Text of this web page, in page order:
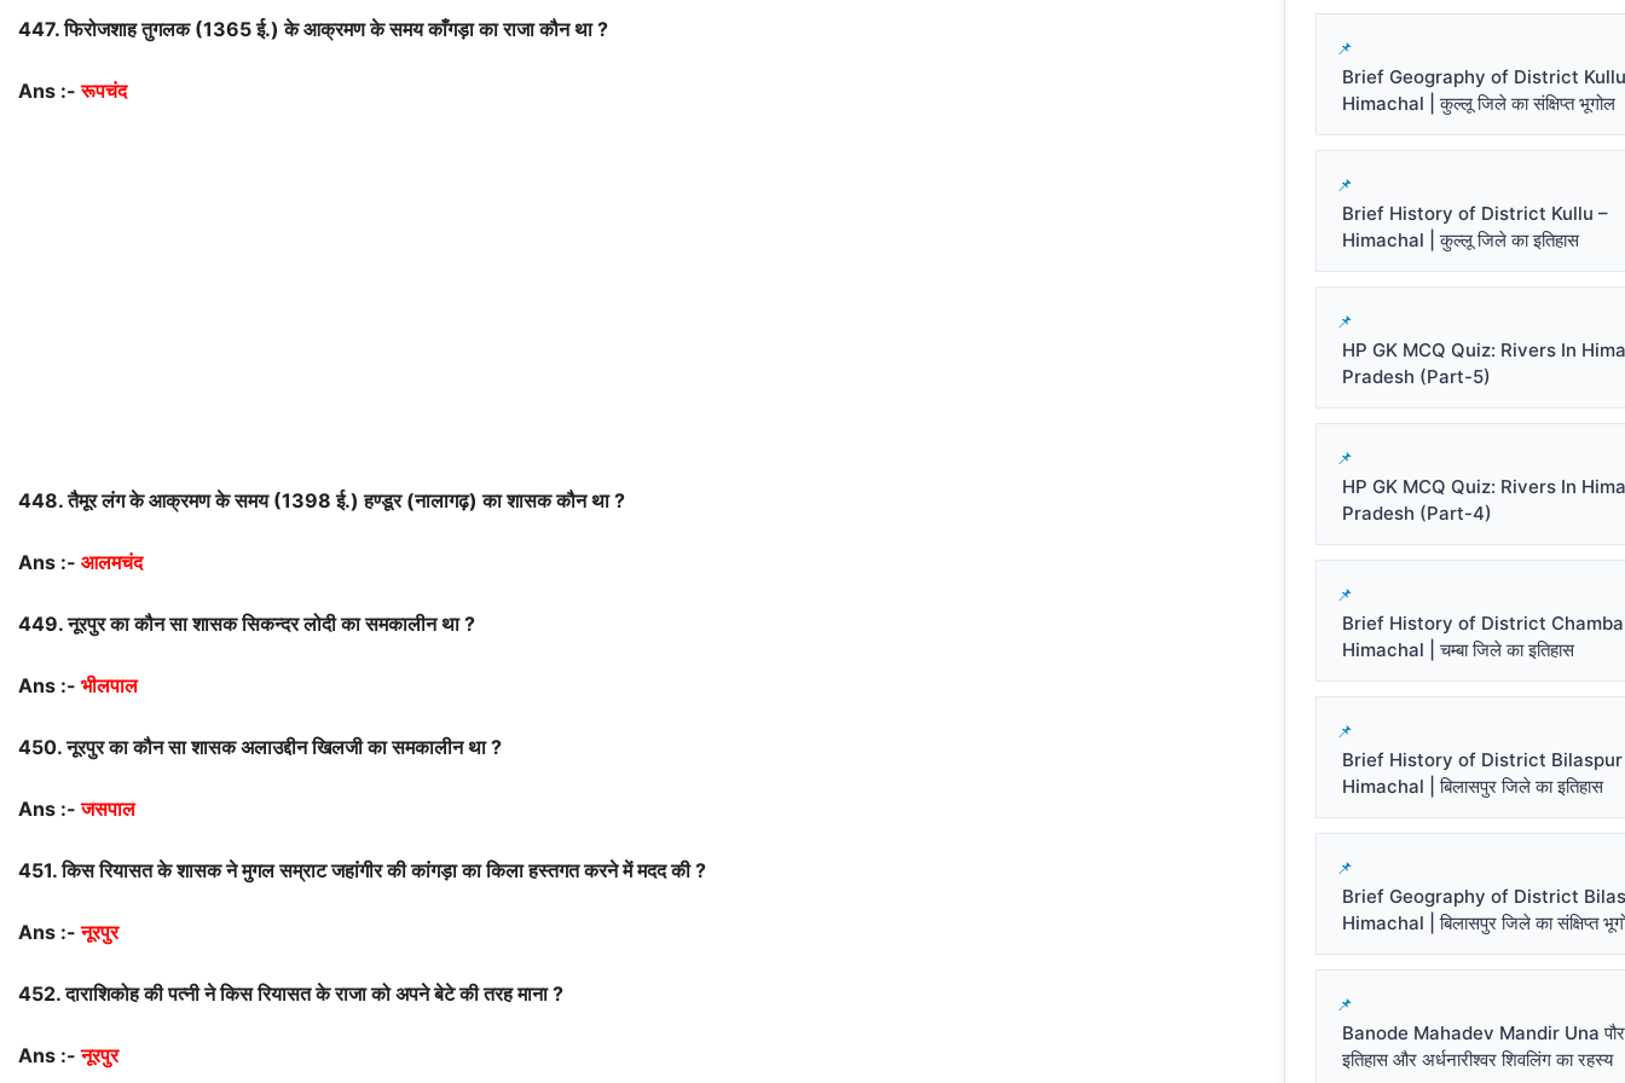
447.फिरोजशाह तुगलक(1365ई.)के आक्रमण के समय काँगड़ा का राजा कौन था ?
Ans :-रूपचंद
448.तैमूर लंग के आक्रमण के समय(1398ई.)हण्डूर(नालागढ़)का शासक कौन था ?
Ans :- आलमचंद
449.नूरपुर का कौन सा शासक सिकन्दर लोदी का समकालीन था ?
Ans :- भीलपाल
450.नूरपुर का कौन सा शासक अलाउद्दीन खिलजी का समकालीन था ?
Ans :-जसपाल
451.किस रियासत के शासक ने मुगल सम्राट जहांगीर की कांगड़ा का किला हस्तगत करने में मदद की ?
Ans :-नूरपुर
452.दाराशिकोह की पत्नी ने किस रियासत के राजा को अपने बेटे की तरह माना ?
Ans :-नूरपुर
Brief Geography of District
Himachal | कुल्लू जिले का संक्षिप्त भूगोल
Brief History of District Kullu –
Himachal | कुल्लू जिले का इतिहास
HP GK MCQ Quiz: Rivers In
Pradesh (Part-5)
HP GK MCQ Quiz: Rivers In
Pradesh (Part-4)
Brief History of District
Himachal | चम्बा जिले का इतिहास
Brief History of District Bilaspur
Himachal | बिलासपुर जिले का इतिहास
Brief Geography of District
Himachal | बिलासपुर जिले का संक्षिप्त
Banode Mahadev Mandir Una
इतिहास और अर्धनारीश्वर शिवलिंग का रहस्य